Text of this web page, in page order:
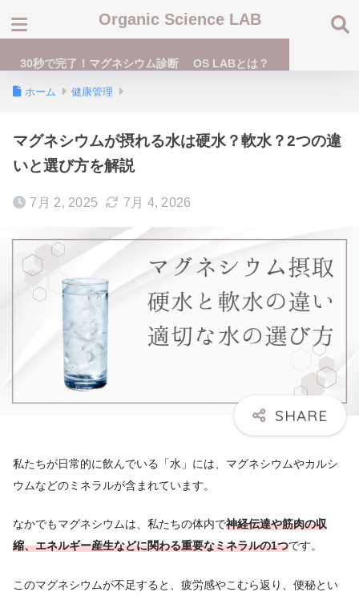
Organic Science LAB
30秒で完了！マグネシウム診断 OS LABとは？
ホーム 健康管理
マグネシウムが摂れる水は硬水？軟水？2つの違
いと選び方を解説
7月 2, 2025 7月 4, 2026
私たちが日常的に飲んでいる「水」には、マグネシウムやカルシ
ウムなどのミネラルが含まれています。
なかでもマグネシウムは、私たちの体内で神経伝達や筋肉の収
縮、エネルギー産生などに関わる重要なミネラルの1つです。
このマグネシウムが不足すると、疲労感やこむら返り、便秘とい